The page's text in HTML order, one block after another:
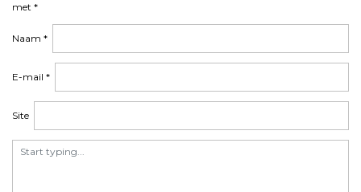
met *
Naam *
E-mail *
Site